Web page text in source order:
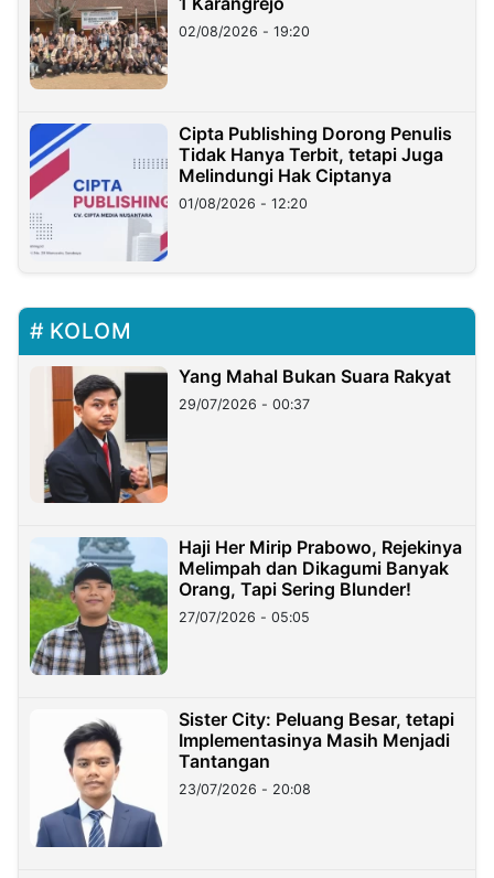
02/08/2026 - 19:20
Cipta Publishing Dorong Penulis
Tidak Hanya Terbit, tetapi Juga
Melindungi Hak Ciptanya
01/08/2026 - 12:20
KOLOM
Yang Mahal Bukan Suara Rakyat
29/07/2026 - 00:37
Haji Her Mirip Prabowo, Rejekinya
Melimpah dan Dikagumi Banyak
Orang, Tapi Sering Blunder!
27/07/2026 - 05:05
Sister City: Peluang Besar, tetapi
Implementasinya Masih Menjadi
Tantangan
23/07/2026 - 20:08